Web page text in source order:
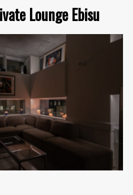
Lounge Ebisu